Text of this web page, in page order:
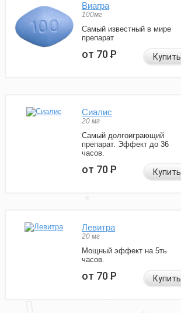
Виагра
100мг
Самый известный в мире
препарат
от 70Р Купить
Сиалис
20 мг
Самый долгоиграющий
препарат. Эффект до 36
часов.
от 70Р Купить
Левитра
20 мг
Мощный эффект на 5ть
часов.
от 70Р Купить